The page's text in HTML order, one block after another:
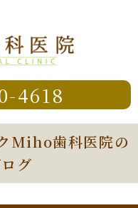
4618
Miho歯科医院の
グ